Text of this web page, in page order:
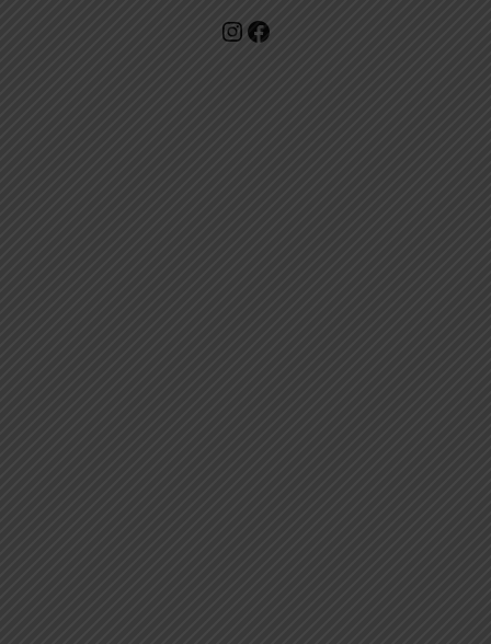
Check our photos on Instagram ! Facebook